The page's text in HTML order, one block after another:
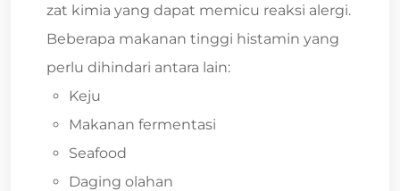
zat kimia yang dapat memicu reaksi alergi.
Beberapa makanan tinggi histamin yang
perlu dihindari antara lain:
Keju
Makanan fermentasi
Seafood
Daging olahan